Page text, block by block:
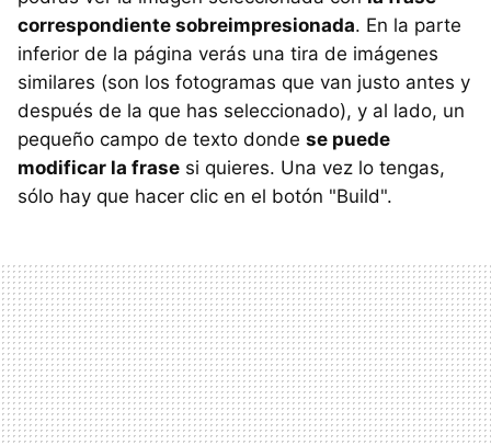
correspondiente sobreimpresionada. En la parte
inferior de la página verás una tira de imágenes
similares (son los fotogramas que van justo antes y
después de la que has seleccionado), y al lado, un
pequeño campo de texto donde se puede
modificar la frase si quieres. Una vez lo tengas,
sólo hay que hacer clic en el botón "Build".